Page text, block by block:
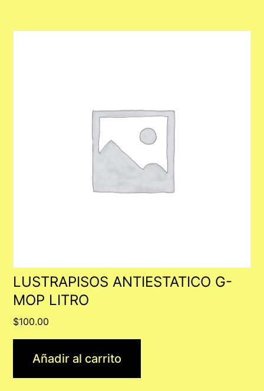
LUSTRAPISOS ANTIESTATICO G-
MOP LITRO
$100.00
Añadir al carrito